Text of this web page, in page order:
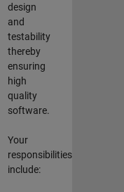
design
and
testability
thereby
ensuring
high
quality
software.
Your
responsibilities
include: